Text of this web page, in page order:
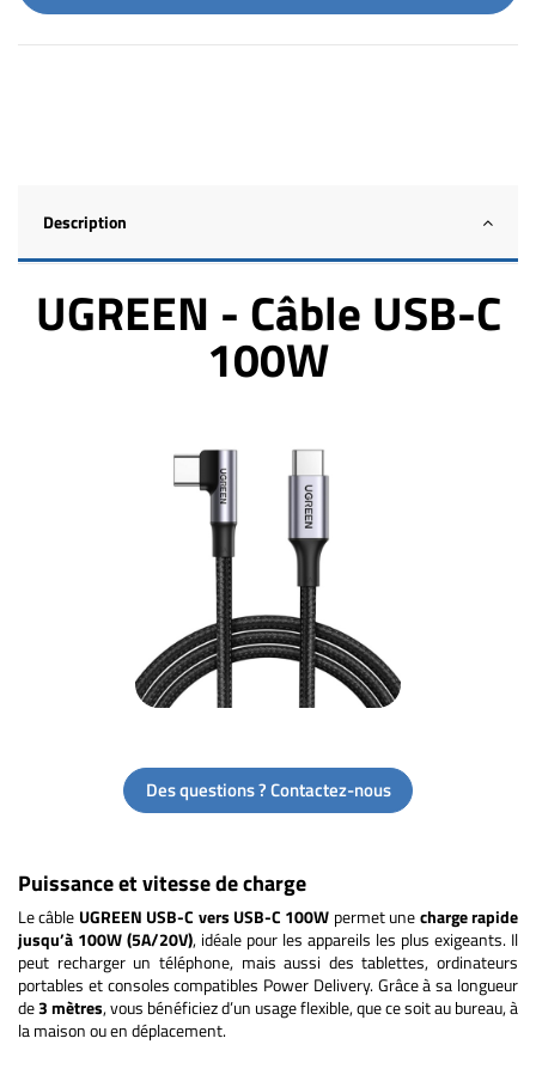
Description
UGREEN - Câble USB-C
100W
Des questions ? Contactez-nous
Puissance et vitesse de charge
Le câble UGREEN USB-C vers USB-C 100W permet unecharge rapide
jusqu’à 100W (5A/20V), idéale pour les appareils les plus exigeants. Il
peut recharger un téléphone, mais aussi des tablettes, ordinateurs
portables et consoles compatibles Power Delivery. Grâce à sa longueur
de3 mètres, vous bénéficiez d’un usage flexible, que ce soit au bureau, à
la maison ou en déplacement.